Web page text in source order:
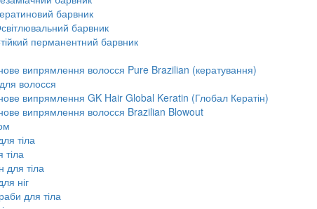
барвник
барвник
перманентний барвник
випрямлення волосся Pure Brazilian (кератування)
волосся
випрямлення GK Hair Global Keratin (Глобал Кератін)
випрямлення волосся Brazilian Blowout
тіла
тіла
для тіла
ніг
для тіла